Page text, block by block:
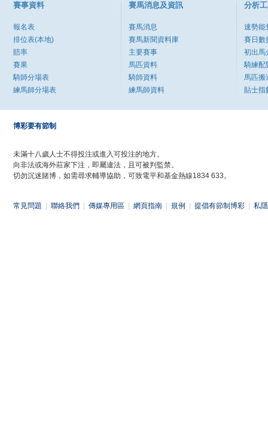
賽事資料
報名表
排位表(本地)
賠率
賽果
騎師分場表
練馬師分場表
賽馬消息及資訊
賽馬消息
賽馬新聞資料庫
主要賽事
馬匹資料
騎師資料
練馬師資料
分析
速勢能
賽日數
初出馬
騎練配
馬匹搬
貼士指
博彩要有節制
未滿十八歲人士不得投注或進入可投注的地方。
向非法或海外莊家下注，即屬違法，且可被判監禁。
切勿沉迷賭博，如需尋求輔導協助，可致電平和基金熱線1834 633。
常見問題 聯絡我們 傳媒專用區 網頁指南 規例 提倡有節制博彩 私